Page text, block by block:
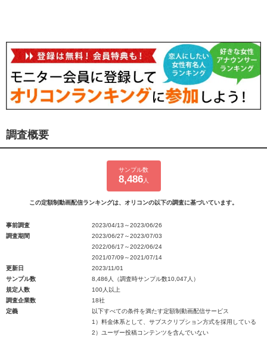
調査概要
サンプル数
8,486人
この定額制動画配信ランキングは、オリコンの以下の調査に基づいています。
事前調査
2023/04/13～2023/06/26
調査期間
2023/06/27～2023/07/03
2022/06/17～2022/06/24
2021/07/09～2021/07/14
更新日
2023/11/01
サンプル数
8,486人（調査時サンプル数10,047人）
規定人数
100人以上
調査企業数
18社
定義
以下すべての条件を満たす定額制動画配信サービス
1）料金体系として、サブスクリプション方式を採用している
2）ユーザー投稿コンテンツを含んでいない